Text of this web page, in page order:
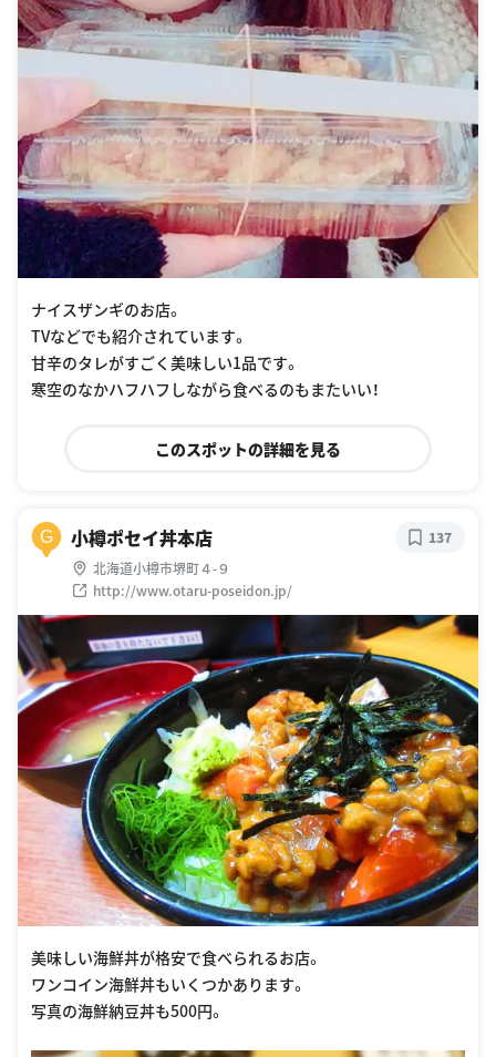
ナイスザンギのお店。
TVなどでも紹介されています。
甘辛のタレがすごく美味しい1品です。
寒空のなかハフハフしながら食べるのもまたいい！
このスポットの詳細を見る
G 小樽ポセイ丼本店
北海道小樽市堺町４-９
http://www.otaru-poseidon.jp/
137
美味しい海鮮丼が格安で食べられるお店。
ワンコイン海鮮丼もいくつかあります。
写真の海鮮納豆丼も500円。